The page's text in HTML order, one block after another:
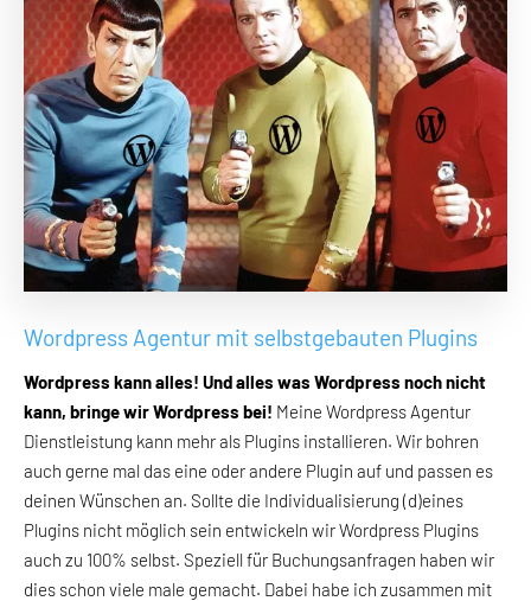
Wordpress Agentur mit selbstgebauten Plugins
Wordpress kann alles! Und alles was Wordpress noch nicht
kann, bringe wir Wordpress bei! Meine Wordpress Agentur
Dienstleistung kann mehr als Plugins installieren. Wir bohren
auch gerne mal das eine oder andere Plugin auf und passen es
deinen Wünschen an. Sollte die Individualisierung (d)eines
Plugins nicht möglich sein entwickeln wir Wordpress Plugins
auch zu 100% selbst. Speziell für Buchungsanfragen haben wir
dies schon viele male gemacht. Dabei habe ich zusammen mit